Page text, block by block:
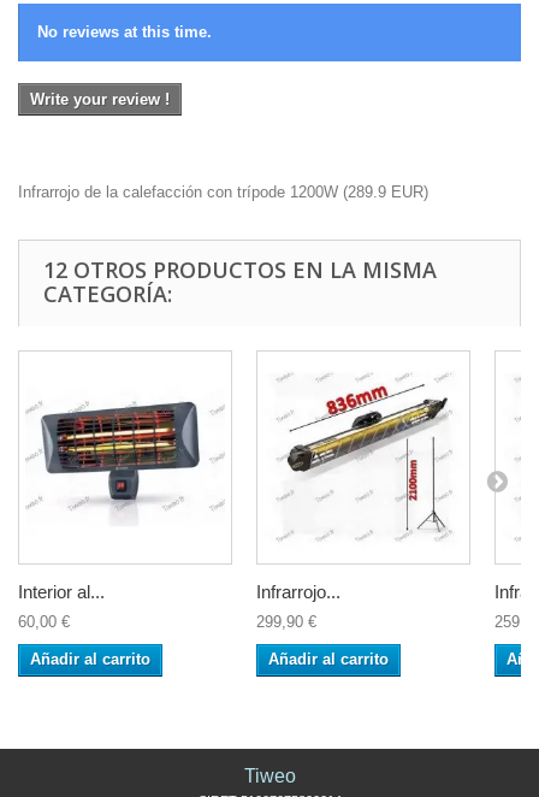
No reviews at this time.
Write your review !
Infrarrojo de la calefacción con trípode 1200W (289.9 EUR)
12 OTROS PRODUCTOS EN LA MISMA
CATEGORÍA:
Interior al...
60,00 €
Añadir al carrito
Infrarrojo...
299,90 €
Añadir al carrito
Tiweo